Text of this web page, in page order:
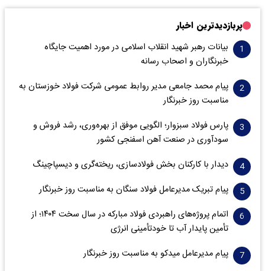
پربازدیدترین اخبار
بیانات رهبر شهید انقلاب اسلامی در مورد اهمیت جایگاه
خبرنگاران و اصحاب رسانه
پیام محمد جامعی مدیر روابط عمومی شرکت فولاد خوزستان به
مناسبت روز خبرنگار
پارس فولاد سبزوار؛ الگویی موفق از بهره‌وری، رشد فروش و
سود‌آوری در صنعت آهن اسفنجی کشور
دیدار با کارکنان بخش فولادسازی، ریخته‌گری و دیسپاچینگ
پیام تبریک مدیرعامل فولاد سنگان به مناسبت روز خبرنگار
اتمام پروژه‌های راهبردی فولاد مبارکه در سال سخت ۱۴۰۴؛ از
تأمین پایدار آب تا خودتأمینی انرژی
پیام مدیرعامل میدکو به مناسبت روز خبرنگار